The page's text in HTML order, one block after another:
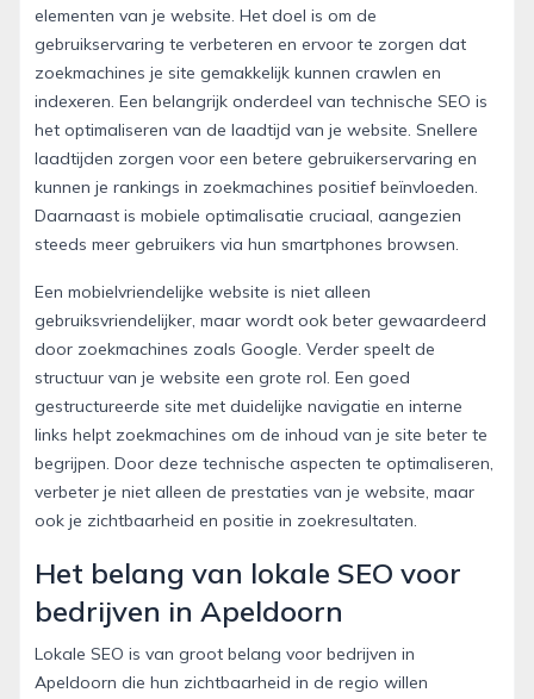
elementen van je website. Het doel is om de
gebruikservaring te verbeteren en ervoor te zorgen dat
zoekmachines je site gemakkelijk kunnen crawlen en
indexeren. Een belangrijk onderdeel van technische SEO is
het optimaliseren van de laadtijd van je website. Snellere
laadtijden zorgen voor een betere gebruikerservaring en
kunnen je rankings in zoekmachines positief beïnvloeden.
Daarnaast is mobiele optimalisatie cruciaal, aangezien
steeds meer gebruikers via hun smartphones browsen.
Een mobielvriendelijke website is niet alleen
gebruiksvriendelijker, maar wordt ook beter gewaardeerd
door zoekmachines zoals Google. Verder speelt de
structuur van je website een grote rol. Een goed
gestructureerde site met duidelijke navigatie en interne
links helpt zoekmachines om de inhoud van je site beter te
begrijpen. Door deze technische aspecten te optimaliseren,
verbeter je niet alleen de prestaties van je website, maar
ook je zichtbaarheid en positie in zoekresultaten.
Het belang van lokale SEO voor
bedrijven in Apeldoorn
Lokale SEO is van groot belang voor bedrijven in
Apeldoorn die hun zichtbaarheid in de regio willen